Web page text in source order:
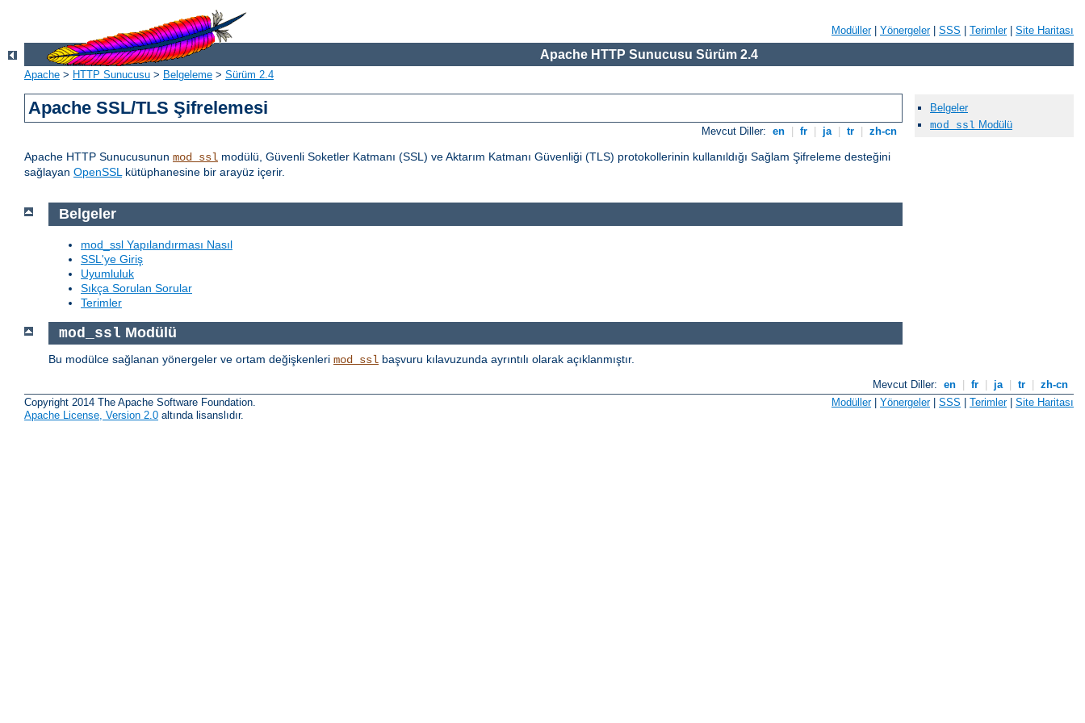
Modüller| Yönergeler| SSS Terimler| Site Haritası
Apache HTTP Sunucusu Sürüm 2.4
Apache > HTTP Sunucusu > Belgeleme > Sürüm 2.4
Apache SSL/TLS Şifrelemesi
Mevcut Diller: en fr ja tr zh-cn
Apache HTTP Sunucusunun mod_ssl modülü, Güvenli Soketler Katmanı (SSL) ve Aktarım Katmanı Güvenliği (TLS) protokollerinin kullanıldığı Sağlam Şifreleme desteğini
sağlayan OpenSSLkütüphanesine bir arayüz içerir.
Belgeler
mod_ssl Modülü
Belgeler
mod_ssl Yapılandırması Nasıl
SSL'ye Giriş
Uyumluluk
Sıkça Sorulan Sorular
Terimler
mod_ssl Modülü
Bu modülce sağlanan yönergeler ve ortam değişkenleri mod_ssl başvuru kılavuzunda ayrıntılı olarak açıklanmıştır.
Mevcut Diller: en fr ja tr
zh-cn
Copyright 2014 The Apache Software Foundation.
Apache License, Version 2.0 altında lisanslıdır.
Modüller| Yönergeler| SSS Terimler| Site Haritası